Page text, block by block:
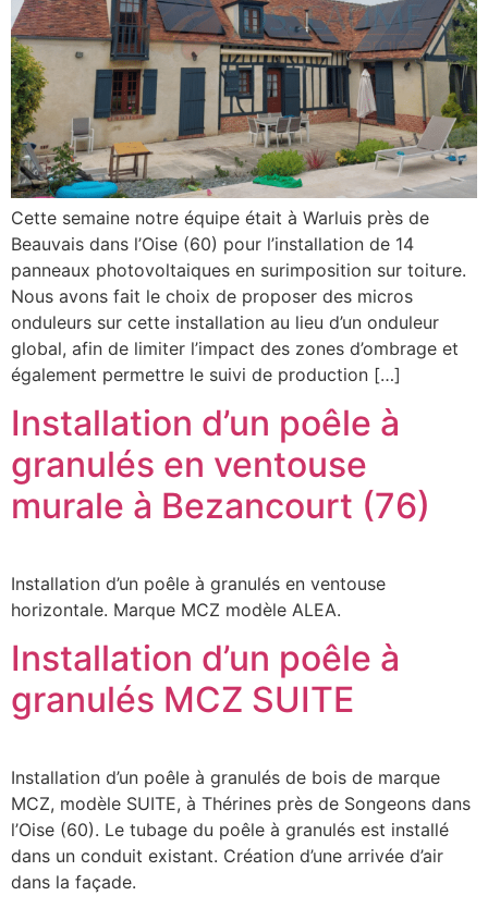
Cette semaine notre équipe était à Warluis près de
Beauvais dans l’Oise (60) pour l’installation de 14
panneaux photovoltaiques en surimposition sur toiture.
Nous avons fait le choix de proposer des micros
onduleurs sur cette installation au lieu d’un onduleur
global, afin de limiter l’impact des zones d’ombrage et
également permettre le suivi de production […]
Installation d’un poêle à
granulés en ventouse
murale à Bezancourt (76)
Installation d’un poêle à granulés en ventouse
horizontale. Marque MCZ modèle ALEA.
Installation d’un poêle à
granulés MCZ SUITE
Installation d’un poêle à granulés de bois de marque
MCZ, modèle SUITE, à Thérines près de Songeons dans
l’Oise (60). Le tubage du poêle à granulés est installé
dans un conduit existant. Création d’une arrivée d’air
dans la façade.